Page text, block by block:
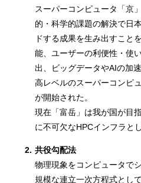
スーパーコンピュータ「京
的・科学的課題の解決で日
ドする成果を生み出すこと
能、ユーザーの利便性・使
出、ビッグデータやAIの加
高レベルのスーパーコンピ
が開始された。
現在「富岳」は我が国が目
に不可欠なHPCインフラと
2. 共役勾配法
物理現象をコンピュータで
規模な連立一次方程式とし